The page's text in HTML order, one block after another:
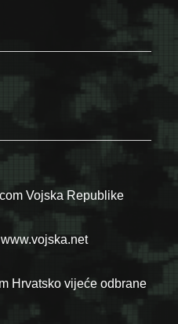
Vojska Republike
www.vojska.net
Hrvatsko vijeće odbrane